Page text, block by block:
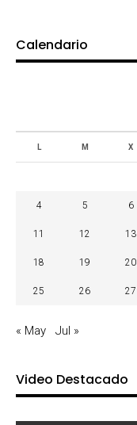
Calendario
L M X
4 5 6
11 12 13
18 19 20
25 26 27
« May Jul »
Video Destacado